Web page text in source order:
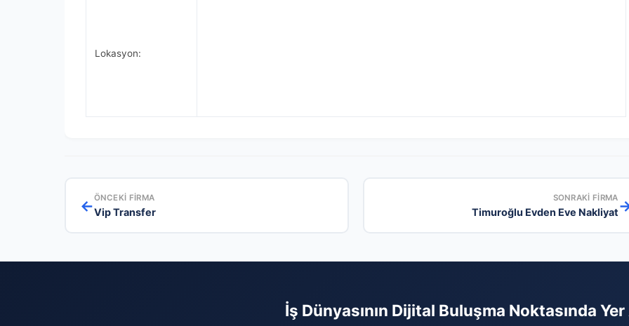
Lokasyon:
←ÖNCEKI FIRMA
Vip Transfer
SONRAKI FIRMA
Timuroğlu Evden Eve Nakliyat
İş Dünyasının Dijital Buluşma Noktasında Yer